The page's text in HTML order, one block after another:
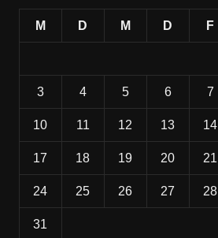
M D M D F
3 4 5 6 7
10 11 12 13 14
17 18 19 20 21
24 25 26 27 28
31